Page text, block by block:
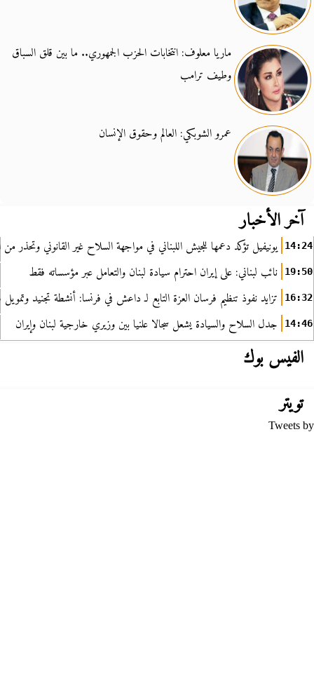
ماريا معلوف: انتخابات الحزب الجمهوري.. ما بين قلق السباق
وطيف ترامب
عمرو الشوبكي: العالم وحقوق الإنسان
آخر الأخبار
14:24 يونيفيل تؤكد دعمها للجيش اللبناني في مواجهة السلاح غير القانوني وتحذر من
19:50 نائب لبناني: على إيران احترام سيادة لبنان والتعامل عبر مؤسساته فقط
16:32 تزايد نفوذ تنظيم فرسان العزة التابع لـ داعش في فرنسا: أنشطة تجنيد
14:46 جدل السلاح والسيادة يشعل سجالا علنيا بين وزيري خارجية لبنان وإيران
الفيس بوك
تويتر
Tweets by